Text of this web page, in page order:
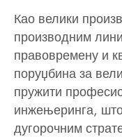
Као велики
производним
правовремену и
поруџбина за
пружити
инжењеринга,
дугорочним